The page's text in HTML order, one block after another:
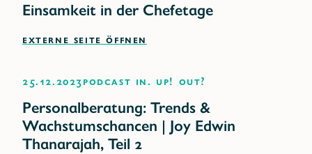
Einsamkeit in der Chefetage
EXTERNE SEITE ÖFFNEN
25.12.2023Podcast IN. UP! OUT?
Personalberatung: Trends &
Wachstumschancen | Joy Edwin
Thanarajah, Teil 2